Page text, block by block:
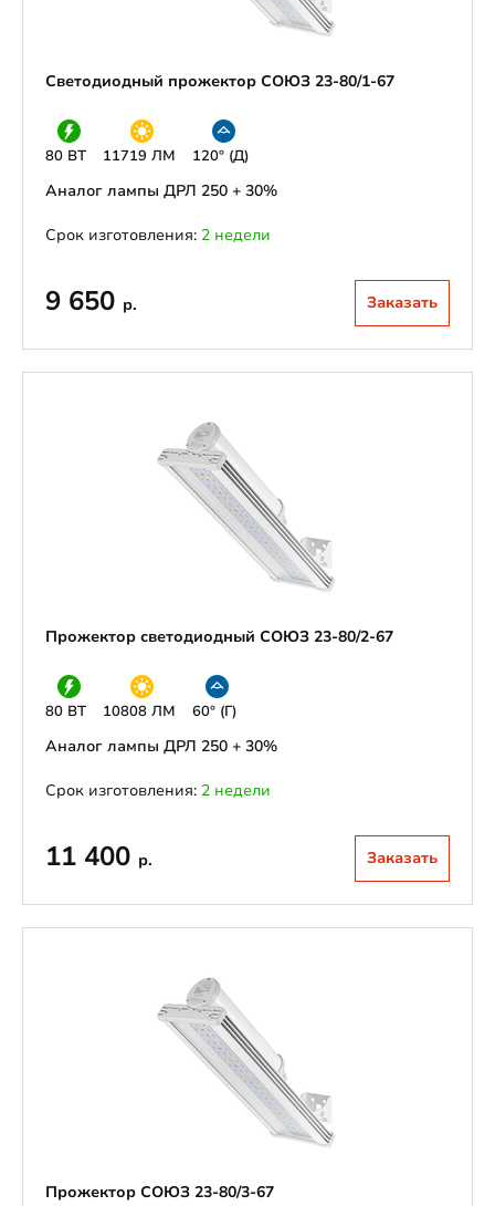
Светодиодный прожектор СОЮЗ 23-80/1-67
80 ВТ 11719 ЛМ 120° (Д)
Аналог лампы ДРЛ 250 + 30%
Срок изготовления: 2 недели
9 650 р. Заказать
Прожектор светодиодный СОЮЗ 23-80/2-67
80 ВТ 10808 ЛМ 60° (Г)
Аналог лампы ДРЛ 250 + 30%
Срок изготовления: 2 недели
11 400 р. Заказать
Прожектор СОЮЗ 23-80/3-67